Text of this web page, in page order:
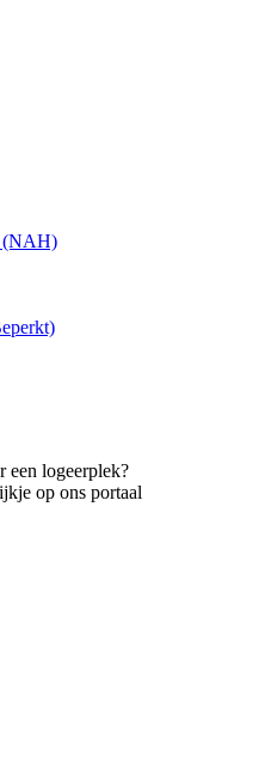
(NAH)
een logeerplek?
op ons portaal